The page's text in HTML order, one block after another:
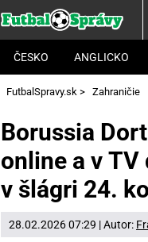
ČESKO ANGLICKO
FutbalSpravy.sk > Zahraničie
Borussia
online a v TV
v šlágri 24.
28.02.2026 07:29 | Autor: